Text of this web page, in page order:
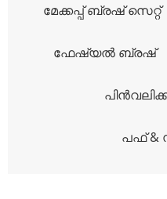
മേക്കപ്പ് ബ്രഷ് സെറ്റ്
ഫേഷ്യൽ ബ്രഷ്
പഫ്